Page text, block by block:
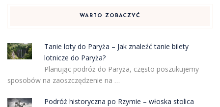
WARTO ZOBACZYĆ
Tanie loty do Paryża – Jak znaleźć tanie bilety
lotnicze do Paryża?
Planując podróż do Paryża, często poszukujemy
sposobów na zaoszczędzenie na …
Podróż historyczna po Rzymie – włoska stolica